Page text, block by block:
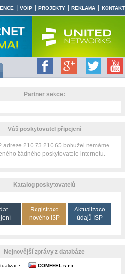
VOIP PROJEKTY REKLAMA KONTAKT
Partner sekce:
Váš poskytovatel připojení
adrese 216.73.216.65 bohužel nemáme
žádného poskytovatele internetu.
Katalog poskytovatelů
Registrace
nového ISP
Aktualizace
údajů ISP
Nejnovější zprávy z databáze
COMFEEL s.r.o.